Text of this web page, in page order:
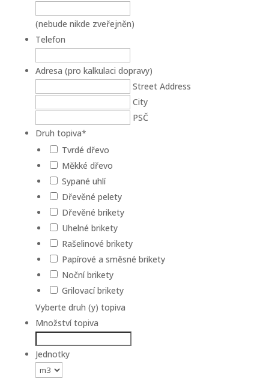
(nebude nikde zveřejněn)
Telefon
Adresa (pro kalkulaci dopravy)
Street Address
City
PSČ
Druh topiva*
Tvrdé dřevo
Měkké dřevo
Sypané uhlí
Dřevěné pelety
Dřevěné brikety
Uhelné brikety
Rašelinové brikety
Papírové a směsné brikety
Noční brikety
Grilovací brikety
Vyberte druh (y) topiva
Množství topiva
Jednotky